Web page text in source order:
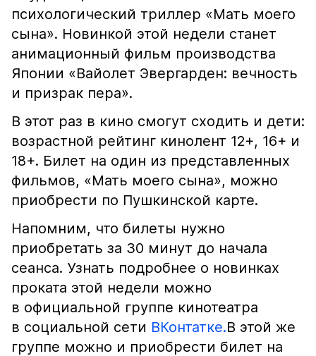
психологический триллер «Мать моего
сына». Новинкой этой недели станет
анимационный фильм производства
Японии «Вайолет Эвергарден: вечность
и призрак пера».
В этот раз в кино смогут сходить и дети:
возрастной рейтинг кинолент 12+, 16+ и
18+. Билет на один из представленных
фильмов, «Мать моего сына», можно
приобрести по Пушкинской карте.
Напомним, что билеты нужно
приобретать за 30 минут до начала
сеанса. Узнать подробнее о новинках
проката этой недели можно
в официальной группе кинотеатра
в социальной сети ВКонтатке.В этой же
группе можно и приобрести билет на